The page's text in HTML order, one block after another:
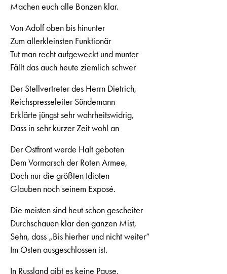
Machen euch alle Bonzen klar.
Von Adolf oben bis hinunter
Zum allerkleinsten Funktionär
Tut man recht aufgeweckt und munter
Fällt das auch heute ziemlich schwer
Der Stellvertreter des Herrn Dietrich,
Reichspresseleiter Sündemann
Erklärte jüngst sehr wahrheitswidrig,
Dass in sehr kurzer Zeit wohl an
Der Ostfront werde Halt geboten
Dem Vormarsch der Roten Armee,
Doch nur die größten Idioten
Glauben noch seinem Exposé.
Die meisten sind heut schon gescheiter
Durchschauen klar den ganzen Mist,
Sehn, dass „Bis hierher und nicht weiter“
Im Osten ausgeschlossen ist.
In Russland gibt es keine Pause,